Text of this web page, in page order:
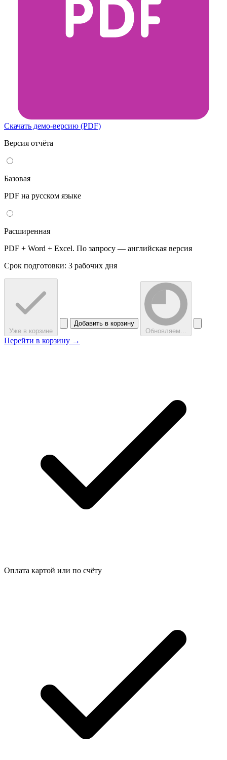
Скачать демо-версию (PDF)
Версия отчёта
Базовая
PDF на русском языке
Расширенная
PDF + Word + Excel. По запросу — английская версия
Срок подготовки: 3 рабочих дня
Уже в корзине
Добавить в корзину
Обновляем...
Перейти в корзину →
Оплата картой или по счёту